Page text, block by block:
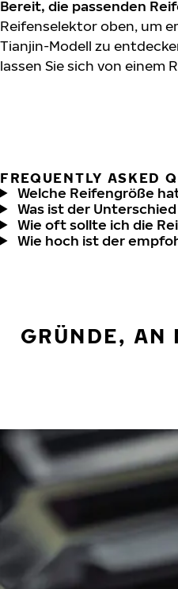
Bereit, die passenden
Reifenselektor oben, um
Tianjin-Modell zu
lassen Sie sich von einem
FREQUENTLY ASKED
Welche Reifengröße
Was ist der
Wie oft sollte ich die
Wie hoch ist der
GRÜNDE, AN